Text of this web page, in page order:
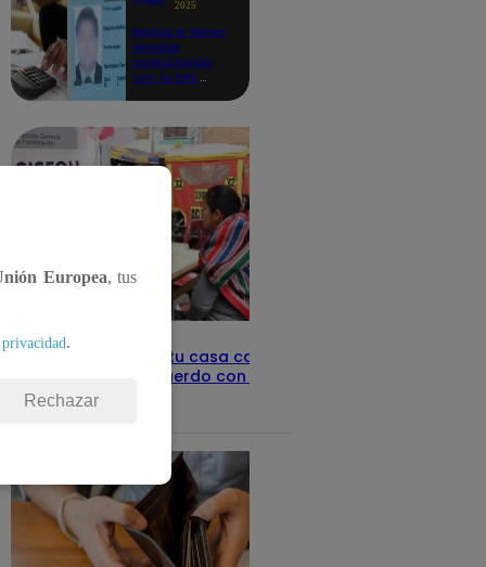
2025
Revisa si tienes
deudas
consultando
con tu DNI:
Revisa con tu DNI si tu casa califica
como pobre, de acuerdo con el Sisfoh
Te ayudo 25 de mayo 2026
Europea, tus
.
Rechazar